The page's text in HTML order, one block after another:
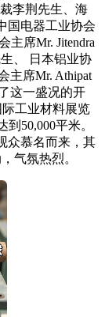
李荆先生、海
国电器工业协会
主席Mr. Jitendra
、 日本铝业协
主席Mr. Athipat
这一盛况的开
工业材料展览
50,000平米。
众慕名而来，其
气氛热烈。